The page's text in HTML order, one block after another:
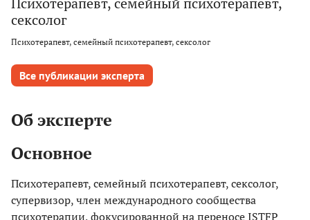
сексолог
Психотерапевт, семейный психотерапевт, сексолог
Все публикации эксперта
Об эксперте
Основное
Психотерапевт, семейный психотерапевт, сексолог,
супервизор, член международного сообщества
психотерапии, фокусированной на переносе ISTFP